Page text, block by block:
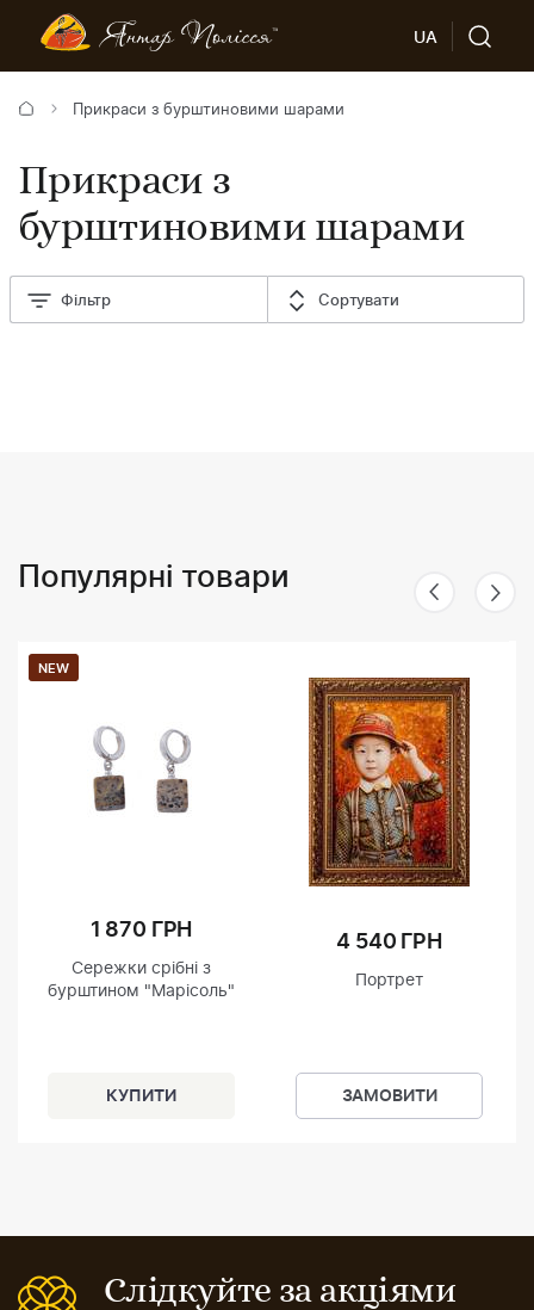
UA
Прикраси з бурштиновими шарами
Прикраси з
бурштиновими шарами
Фільтр Сортувати
Популярні товари
NEW
1 870 ГРН
Сережки срібні з
бурштином "Марісоль"
4 540 ГРН
Портрет
ЗАМОВИТИ
Слідкуйте за акціями